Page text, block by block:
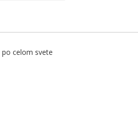
celom svete